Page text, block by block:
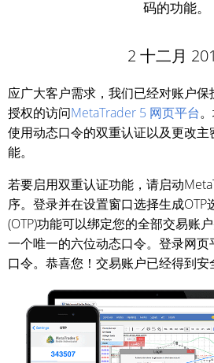
码的功能。
2 十二月
应广大客户需求，我们已经对账户
授权的访问MetaTrader 5 网页平台
使用动态口令的双重认证以及更改
能。
若要启用双重认证功能，请启动
序。登录并在设置窗口选择生成OTP
(OTP)功能可以绑定您的全部交易账
一个唯一的六位动态口令。登录网
口令。恭喜您！交易账户已经得到安